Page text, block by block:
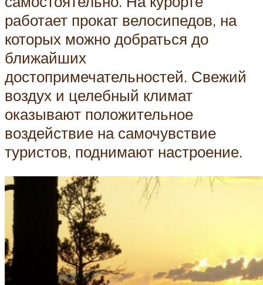
работает прокат велосипедов, на
которых можно добраться до
ближайших
достопримечательностей. Свежий
воздух и целебный климат
оказывают положительное
воздействие на самочувствие
туристов, поднимают настроение.